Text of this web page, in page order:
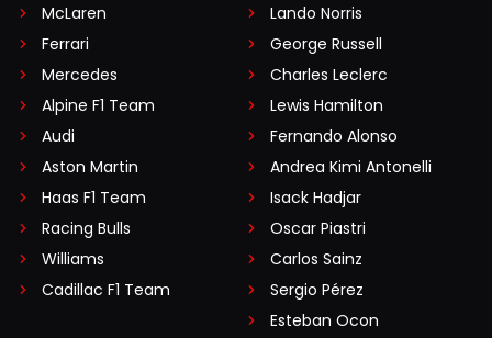
McLaren
Ferrari
Mercedes
Alpine F1 Team
Audi
Aston Martin
Haas F1 Team
Racing Bulls
Williams
Cadillac F1 Team
Lando Norris
George Russell
Charles Leclerc
Lewis Hamilton
Fernando Alonso
Andrea Kimi Antonelli
Isack Hadjar
Oscar Piastri
Carlos Sainz
Sergio Pérez
Esteban Ocon